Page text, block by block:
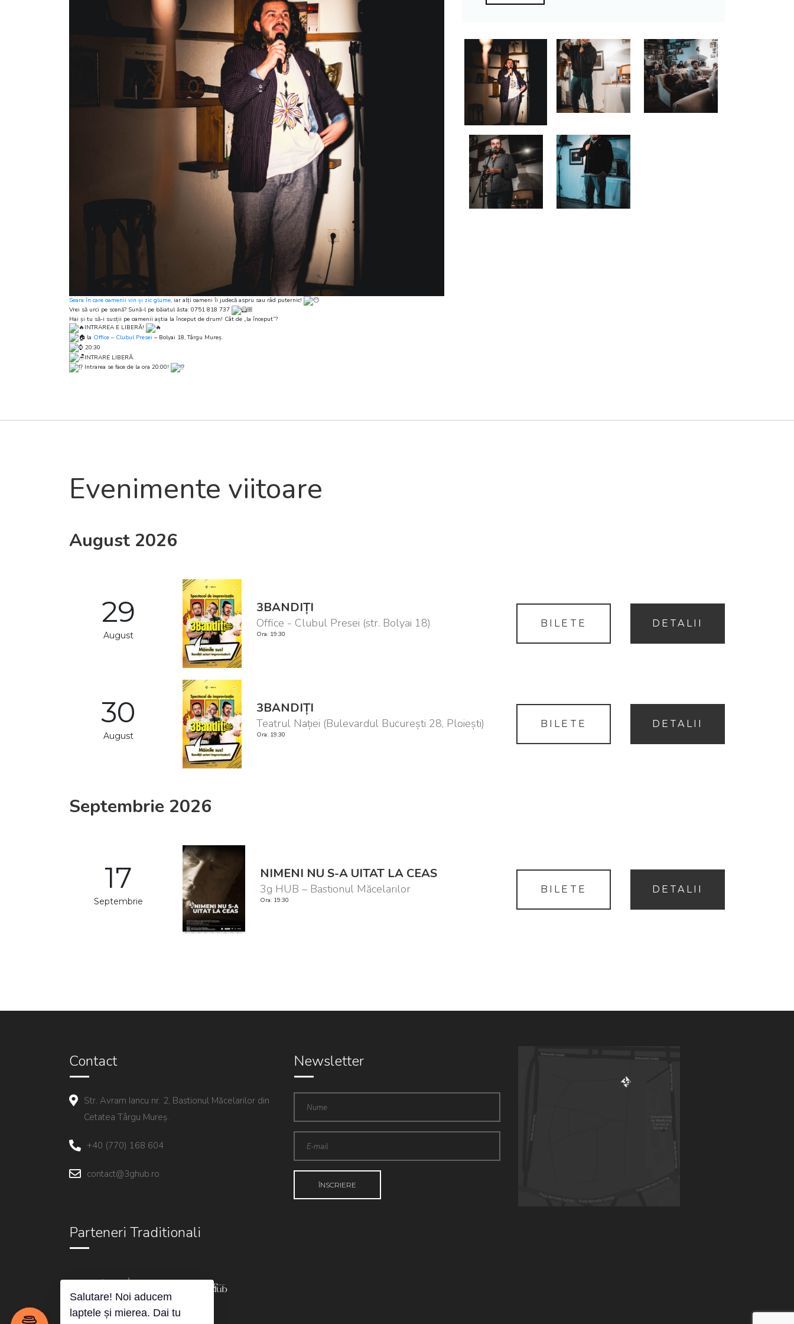
Seara în care oamenii vin și zic glume, iar alți oameni îi judecă aspru sau râd puternic!
Vrei să urci pe scenă? Sună-l pe băiatul ăsta: 0751 818 737
Hai și tu să-i susții pe oamenii aștia la început de drum! Cât de „la început”?
INTRAREA E LIBERĂ!
la Office – Clubul Presei – Bolyai 18, Târgu Mureș.
20:30
INTRARE LIBERĂ
Intrarea se face de la ora 20:00!
Evenimente viitoare
August 2026
29
August
3BANDIȚI
Office - Clubul Presei (str. Bolyai 18)
Ora: 19:30
BILETE DETALII
30
August
3BANDIȚI
Teatrul Nației (Bulevardul București 28, Ploiești)
Ora: 19:30
BILETE DETALII
Septembrie 2026
17
Septembrie
NIMENI NU S-A UITAT LA CEAS
3g HUB – Bastionul Măcelarilor
Ora: 19:30
BILETE DETALII
Contact
Str. Avram Iancu nr. 2, Bastionul Măcelarilor din
Cetatea Târgu Mureș.
+40 (770) 168 604
contact@3ghub.ro
Parteneri Traditionali
Newsletter